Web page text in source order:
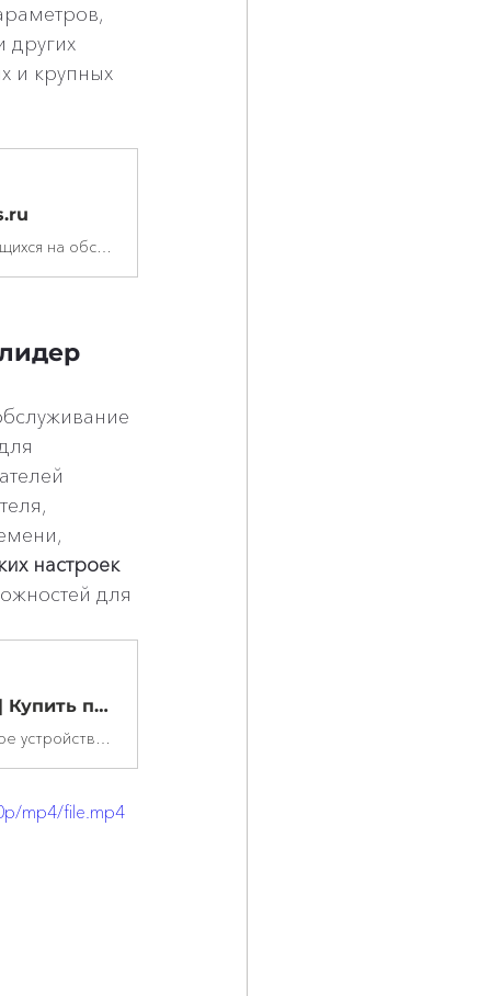
других
и крупных
Прибор Wabco DI 2 будет полезен для автосервисов, специализирующихся на обслуживании грузовых авто, автобусов, а также прицепов и полуприцепов.
настроек
для
Диагностический автосканер Sinotruk, Howo, WeiChai | Купить по выгодной цене | Diagnosticks
Диагностический автосканер Sinotruk, Howo, WeiChai - это современное устройство для диагностики грузовых автомобилей на дилерском уровне. Используя прибор, можно выявлять и стирать ошибки, изменять настройки работы транспортного средства, калибровать блоки управления, обновлять прошивку, просматривать журнал действий и выполнять множество других важных задач. Сканер работает на дизельных, бензиновых и газовых двигателях.
mp4/file.mp4